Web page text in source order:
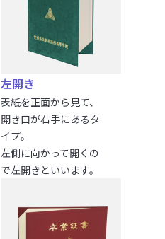
左開き
表紙を正面から見て、
開き口が右手にあるタ
イプ。
左側に向かって開くの
で左開きといいます。